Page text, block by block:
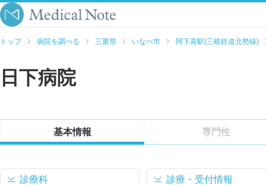
トップ 病院を調べる 三重県 いなべ市 阿下喜駅(三岐鉄道北勢線)
日下病院
基本情報 専門性
診療科 診療・受付情報